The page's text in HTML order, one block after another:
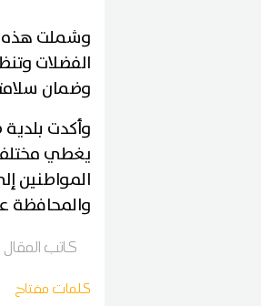
وشملت هذه
الفضلات
وضمان
وأكدت
يغطي مختلف
المواطنين
والمحافظة
كاتب المقال
كلمات مفتاح